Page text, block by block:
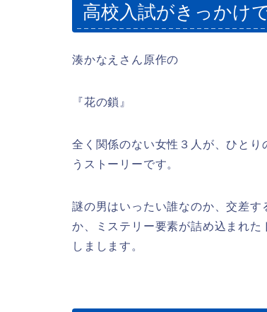
高校入試がきっかけ
湊かなえさん原作の
『花の鎖』
全く関係のない女性３人が、ひと
うストーリーです。
謎の男はいったい誰なのか、交差
か、ミステリー要素が詰め込まれ
しまします。